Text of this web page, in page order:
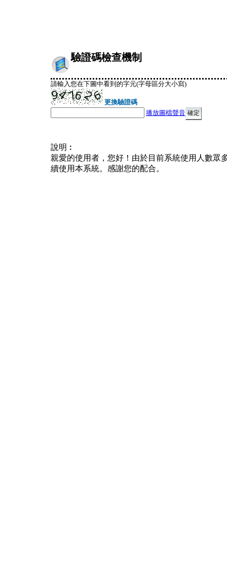
驗證碼檢查機制
請輸入您在下圖中看到的字元(字母區分大小寫)
更換驗證碼
播放圖檔聲音
說明︰
親愛的使用者，您好！由於目前系統使用人數眾
續使用本系統。感謝您的配合。